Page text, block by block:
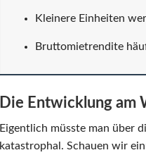
Kleinere Einheiten
Bruttomietrendite
Die Entwicklung am
Eigentlich müsste man über
katastrophal. Schauen wir